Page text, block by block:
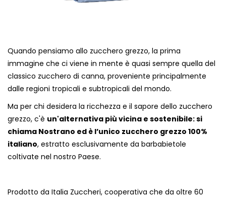
Quando pensiamo allo zucchero grezzo, la prima
immagine che ci viene in mente è quasi sempre quella del
classico zucchero di canna, proveniente principalmente
dalle regioni tropicali e subtropicali del mondo.
Ma per chi desidera la ricchezza e il sapore dello zucchero
grezzo, c'è un'alternativa più vicina e sostenibile: si
chiama Nostrano ed è l’unico zucchero grezzo 100%
italiano, estratto esclusivamente da barbabietole
coltivate nel nostro Paese.
Prodotto da Italia Zuccheri, cooperativa che da oltre 60